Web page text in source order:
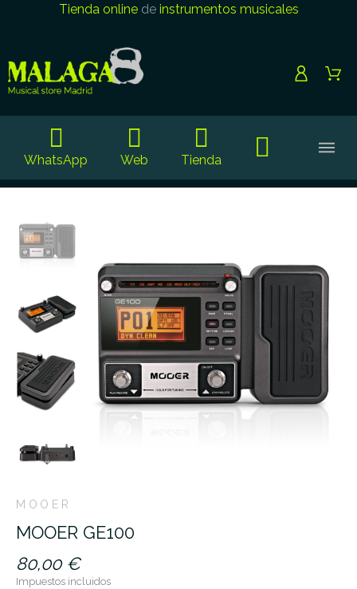
Tienda onlinede instrumentos musicales
WhatsApp Web Tienda
MOOER
MOOER GE100
80,00 €
Impuestos incluidos